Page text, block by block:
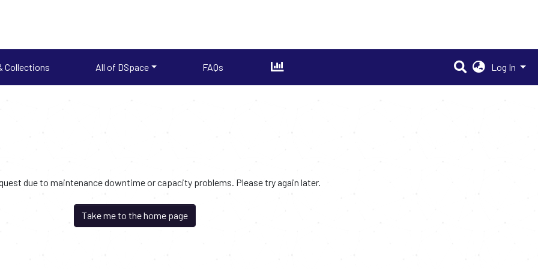
Collections All of DSpace FAQs Log In
due to maintenance downtime or capacity problems. Please try again later.
Take me to the home page